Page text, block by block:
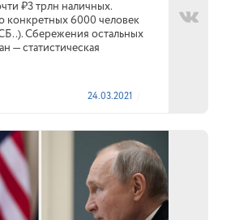
₽3 трлн наличных.
конкретных 6000 человек
Сбережения остальных
— статистическая
24.03.2021